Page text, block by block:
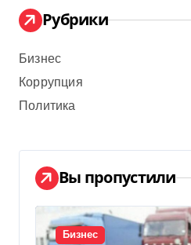
Рубрики
Бизнес
Коррупция
Политика
Вы пропустили
Бизнес